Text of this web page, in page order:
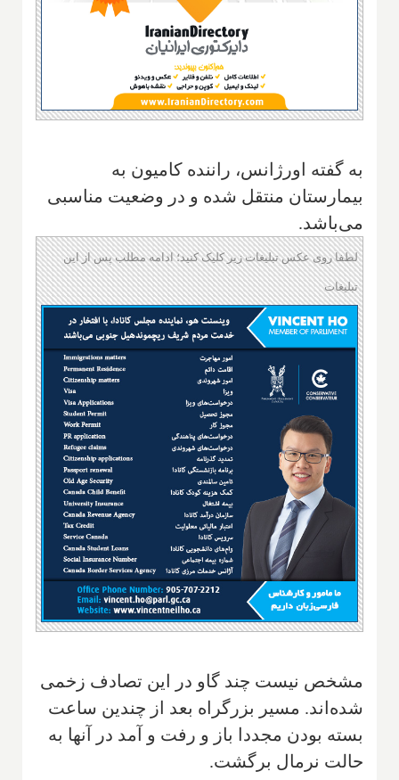
به گفته اورژانس، راننده کامیون به
بیمارستان منتقل شده و در وضعیت مناسبی
می‌باشد.
لطفا روی عکس تبلیغات زیر کلیک کنید؛ ادامه مطلب پس از این
تبلیغات
مشخص نیست چند گاو در این تصادف زخمی
شده‌اند. مسیر بزرگراه بعد از چندین ساعت
بسته بودن مجددا باز و رفت و آمد در آنها به
حالت نرمال برگشت.